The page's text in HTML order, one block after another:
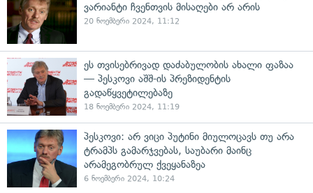
ვარიანტი ჩვენთვის მისაღები არ არის
20 ნოემბერი 2024, 11:12
ეს თვისებრივად დაძაბულობის ახალი ფაზაა
— პესკოვი აშშ-ის პრეზიდენტის
გადაწყვეტილებაზე
18 ნოემბერი 2024, 11:19
პესკოვი: არ ვიცი პუტინი მიულოცავს თუ არა
ტრამპს გამარჯვებას, საუბარი მაინც
არამეგობრულ ქვეყანაზეა
6 ნოემბერი 2024, 10:24